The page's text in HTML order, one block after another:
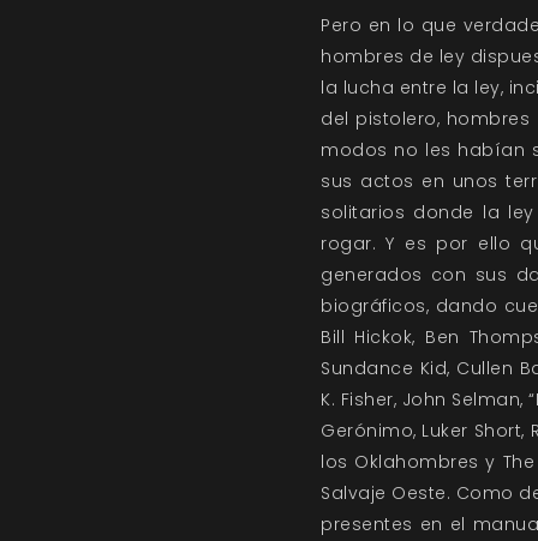
Pero en lo que
hombres de ley
la lucha entre la ley,
del pistolero,
modos no les habían
sus actos en unos
solitarios donde la
rogar. Y es por ello
generados con sus
biográficos, dando
Bill Hickok, Ben
Sundance Kid, Cullen
K. Fisher, John
Gerónimo, Luker Short,
los Oklahombres y
Salvaje Oeste. Como
presentes en el